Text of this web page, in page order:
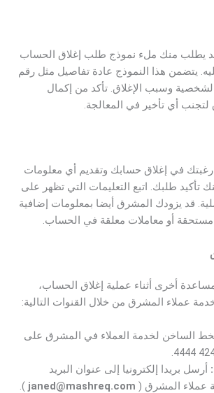
يطلب منك ملء نموذج طلب إغلاق الحساب
يتضمن هذا النموذج عادة تفاصيل مثل رقم
وسبب الإغلاق. تأكد من إكمال
أي تأخير في المعالجة.
في إغلاق حسابك وتقديم أي معلومات
طلبك. اتبع التعليمات التي تظهر على
قد يزودك المشرق أيضا بمعلومات إضافية
أو معاملات معلقة في الحساب.
أخرى أثناء عملية إغلاق الحساب،
عملاء المشرق من خلال القنوات التالية:
الساخن لخدمة العملاء في المشرق على
أرسل بريدا إلكترونيا إلى عنوان البريد
عملاء المشرق ( janed@mashreq.com
).